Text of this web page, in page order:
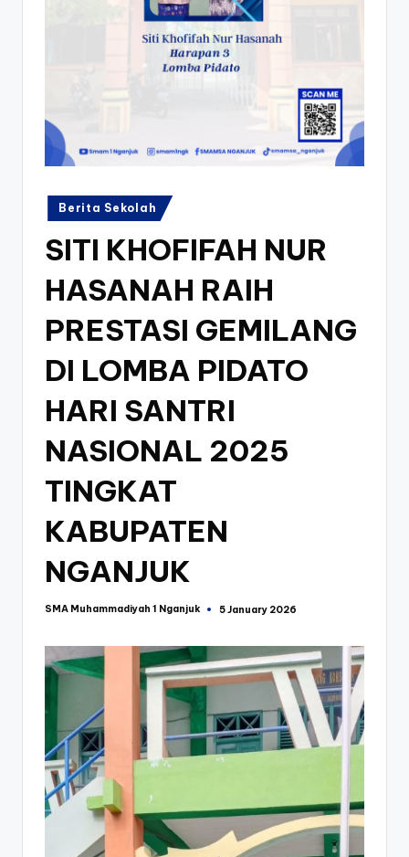
Posted
in
Berita Sekolah
SITI KHOFIFAH NUR
HASANAH RAIH
PRESTASI GEMILANG
DI LOMBA PIDATO
HARI SANTRI
NASIONAL 2025
TINGKAT
KABUPATEN
NGANJUK
Posted
SMA Muhammadiyah 1 Nganjuk 5 January 2026